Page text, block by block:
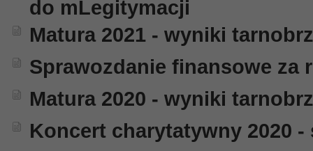
do mLegitymacji
Matura 2021 - wyniki
Sprawozdanie finansowe za
Matura 2020 - wyniki
Koncert charytatywny 2020 -